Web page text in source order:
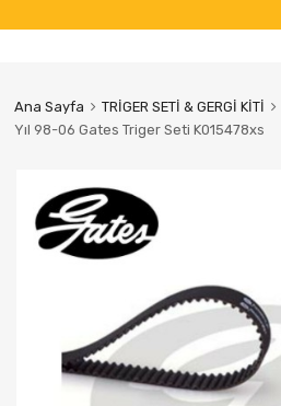
content
Ana Sayfa TRİGER SETİ & GERGİ KİTİ
Yıl 98-06 Gates Triger Seti K015478xs